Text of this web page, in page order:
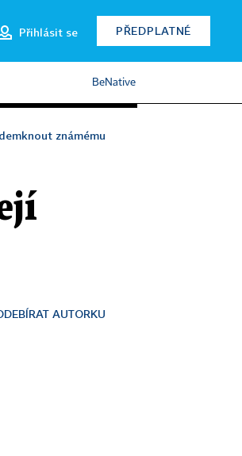
Přihlásit se PŘEDPLATNÉ
BeNative
známému
AUTORKU